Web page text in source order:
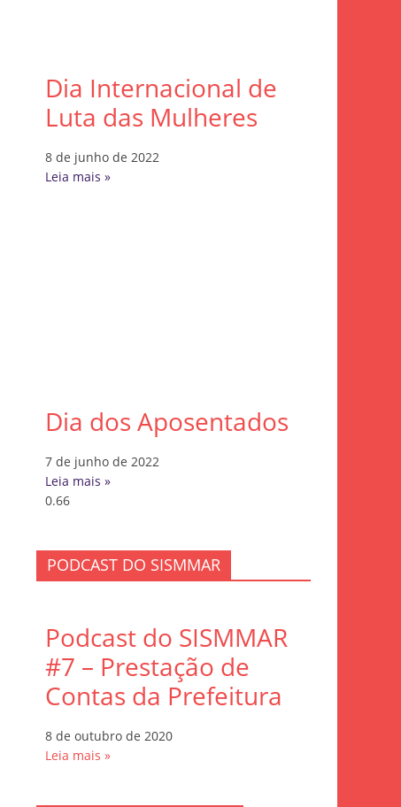
Dia Internacional de
Luta das Mulheres
8 de junho de 2022
Leia mais »
Dia dos Aposentados
7 de junho de 2022
Leia mais »
PODCAST DO SISMMAR
Podcast do SISMMAR
#7 – Prestação de
Contas da Prefeitura
8 de outubro de 2020
Leia mais »